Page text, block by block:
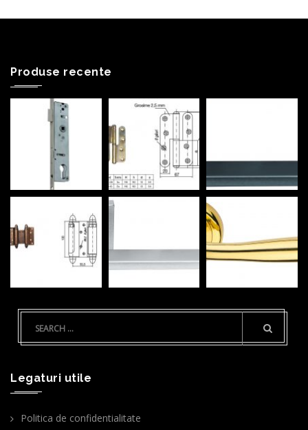
Produse recente
Legaturi utile
Politica de confidentialitate